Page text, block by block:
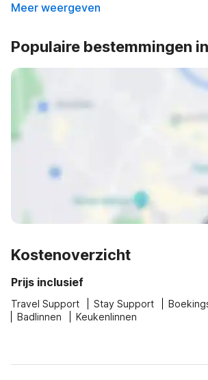
Meer weergeven
Populaire bestemmingen
Kostenoverzicht
Prijs inclusief
Travel Support Stay Support
Badlinnen
Keukenlinnen